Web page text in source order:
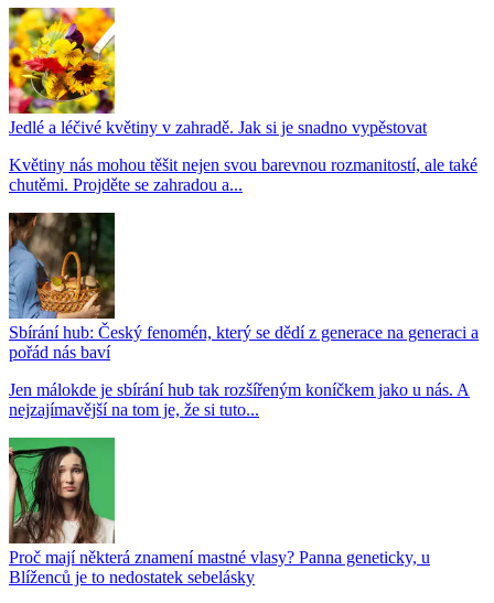
Jedlé a léčivé květiny v zahradě. Jak si je snadno vypěstovat
Květiny nás mohou těšit nejen svou barevnou rozmanitostí, ale také
chutěmi. Projděte se zahradou a...
Sbírání hub: Český fenomén, který se dědí z generace na generaci a
pořád nás baví
Jen málokde je sbírání hub tak rozšířeným koníčkem jako u nás. A
nejzajímavější na tom je, že si tuto...
Proč mají některá znamení mastné vlasy? Panna geneticky, u
Blíženců je to nedostatek sebelásky